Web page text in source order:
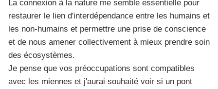
La connexion à la nature me semble essentielle pour
restaurer le lien d'interdépendance entre les humains et
les non-humains et permettre une prise de conscience
et de nous amener collectivement à mieux prendre soin
des écosystèmes.
Je pense que vos préoccupations sont compatibles
avec les miennes et j'aurai souhaité voir si un pont